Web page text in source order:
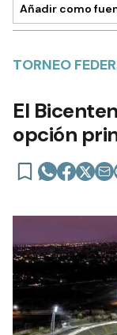
Añadir como
TORNEO
El
opción